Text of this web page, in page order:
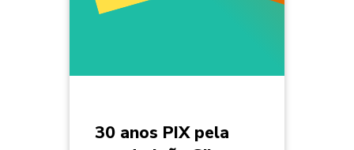
30 anos PIX pela